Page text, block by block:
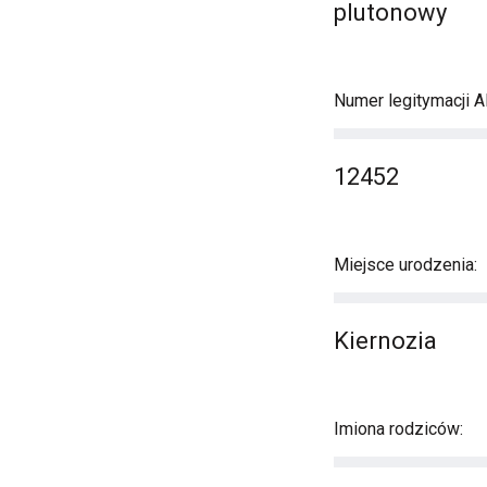
plutonowy
Numer legitymacji
12452
Miejsce urodzenia:
Kiernozia
Imiona rodziców: